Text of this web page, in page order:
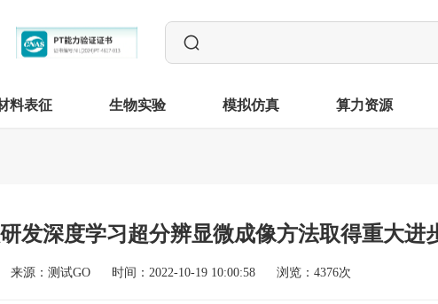
料表征 生物实验 模拟仿真 算力资源
发深度学习超分辨显微成像方法取得重大进
来源：测试GO 时间：2022-10-19 10:00:58 浏览：4376次